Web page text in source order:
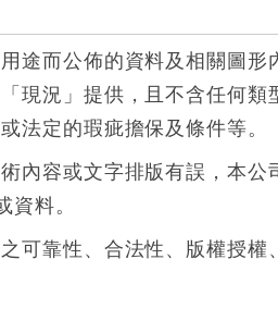
途而公佈的資料及相關圖形
現況」提供，且不含任何類
法定的瑕疵擔保及條件等。
內容或文字排版有誤，本
料。
可靠性、合法性、版權授權